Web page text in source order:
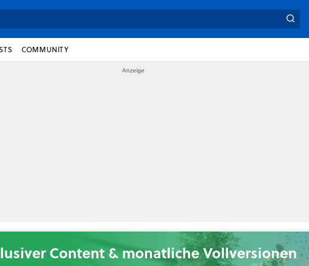
COMMUNITY
Content & monatliche Vollversionen